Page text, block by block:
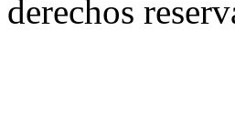
derechos